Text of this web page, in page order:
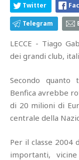
Twitter
Telegram
LECCE - Tiago
dei grandi club,
Secondo quanto
Benfica avrebbe
di 20 milioni di
centrale della
Per il classe 2004
importanti,